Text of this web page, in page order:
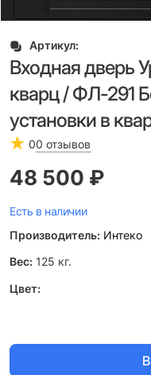
Артикул:
Входная дверь
кварц / ФЛ-291
установки в
00 отзывов
48 500 ₽
Есть в наличии
Производитель: Интеко
Вес: 125 кг.
Цвет: